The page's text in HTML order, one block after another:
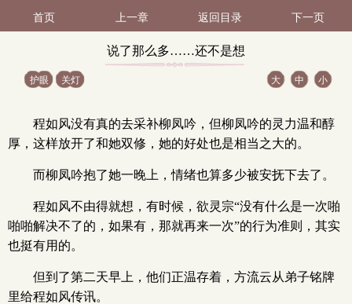
首页 上一章 返回目录 下一页
说了那么多……还不是想
护眼 关灯 大 中 小
程如风没有真的去采补柳凤吟，但柳凤吟的灵力温和醇
厚，这样放开了和她双修，她的好处也是相当之大的。
而柳凤吟抱了她一晚上，情绪也算多少被安抚下去了。
程如风不由得就想，有时候，欲灵宗“没有什么是一次啪
啪啪解决不了的，如果有，那就再来一次”的行为准则，其实
也挺有用的。
但到了第二天早上，他们正温存着，方流云从弟子铭牌
里给程如风传讯。